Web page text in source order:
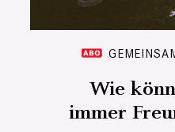
Wie
immer